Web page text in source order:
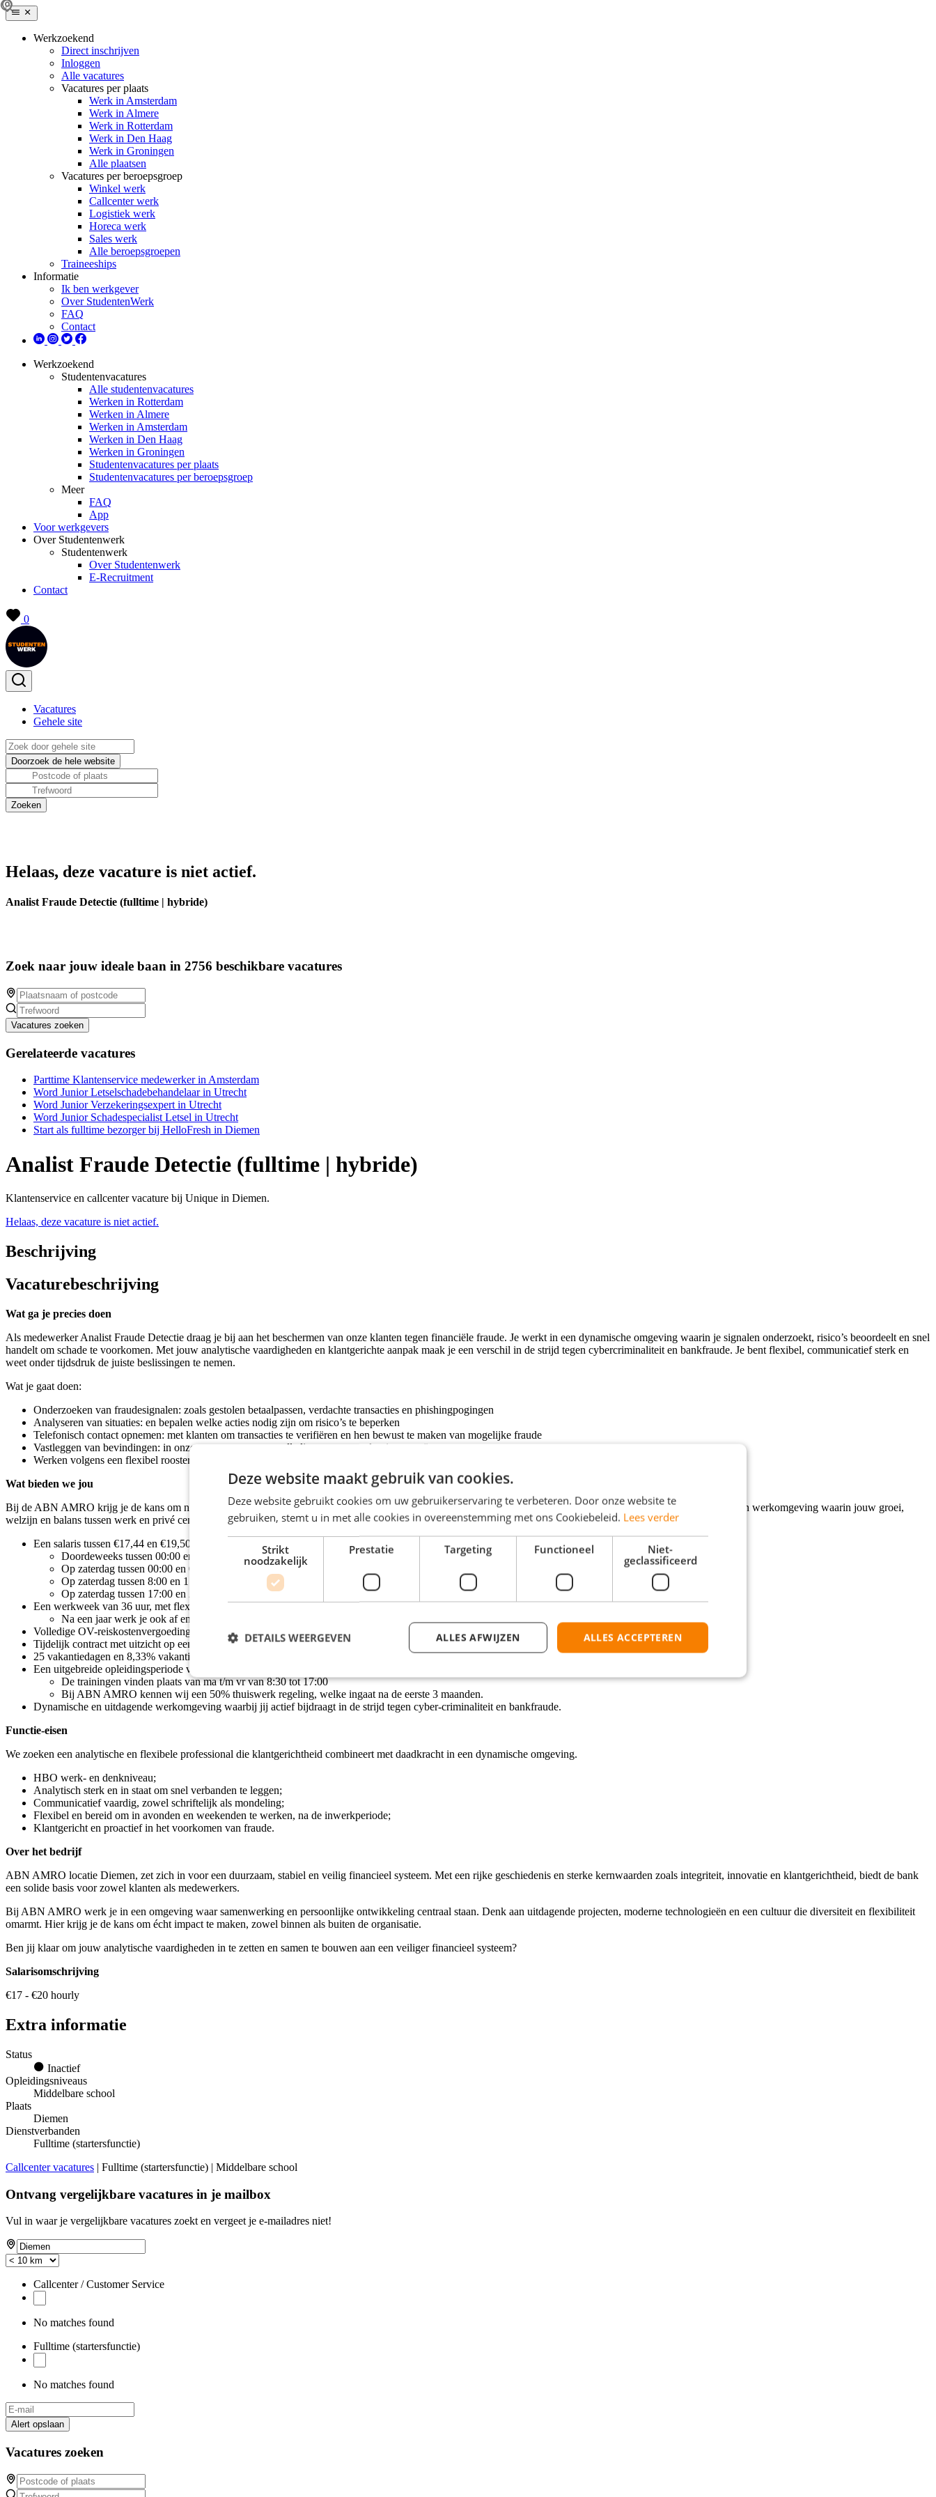
Werkzoekend
Direct inschrijven
Inloggen
Alle vacatures
Vacatures per plaats
Werk in Amsterdam
Werk in Almere
Werk in Rotterdam
Werk in Den Haag
Werk in Groningen
Alle plaatsen
Vacatures per beroepsgroep
Winkel werk
Callcenter werk
Logistiek werk
Horeca werk
Sales werk
Alle beroepsgroepen
Traineeships
Informatie
Ik ben werkgever
Over StudentenWerk
FAQ
Contact
Werkzoekend
Studentenvacatures
Alle studentenvacatures
Werken in Rotterdam
Werken in Almere
Werken in Amsterdam
Werken in Den Haag
Werken in Groningen
Studentenvacatures per plaats
Studentenvacatures per beroepsgroep
Meer
FAQ
App
Voor werkgevers
Over Studentenwerk
Studentenwerk
Over Studentenwerk
E-Recruitment
Contact
0
Vacatures
Gehele site
Helaas, deze vacature is niet actief.
Analist Fraude Detectie (fulltime | hybride)
Zoek naar jouw ideale baan in 2756 beschikbare vacatures
Vacatures zoeken
Gerelateerde vacatures
Parttime Klantenservice medewerker in Amsterdam
Word Junior Letselschadebehandelaar in Utrecht
Word Junior Verzekeringsexpert in Utrecht
Word Junior Schadespecialist Letsel in Utrecht
Start als fulltime bezorger bij HelloFresh in Diemen
Analist Fraude Detectie (fulltime | hybride)
Klantenservice en callcenter vacature bij Unique in Diemen.
Helaas, deze vacature is niet actief.
Beschrijving
Vacaturebeschrijving
Wat ga je precies doen
Als medewerker Analist Fraude Detectie draag je bij aan het beschermen van onze klanten tegen financiële fraude. Je werkt in een dynamische omgeving waarin je signalen onderzoekt, risico’s beoordeelt en snel
handelt om schade te voorkomen. Met jouw analytische vaardigheden en klantgerichte aanpak maak je een verschil in de strijd tegen cybercriminaliteit en bankfraude. Je bent flexibel, communicatief sterk en
weet onder tijdsdruk de juiste beslissingen te nemen.
Wat je gaat doen:
Onderzoeken van fraudesignalen: zoals gestolen betaalpassen, verdachte transacties en phishingpogingen
Analyseren van situaties: en bepalen welke acties nodig zijn om risico’s te beperken
Telefonisch contact opnemen: met klanten om transacties te verifiëren en hen bewust te maken van mogelijke fraude
Vastleggen van bevindingen: in onze systemen om een volledig en accuraat dossier te creëren
Werken volgens een flexibel rooster: met dag-, avond- en soms weekenddiensten na de inwerkperiode
Wat bieden we jou
Bij de ABN AMRO krijg je de kans om niet alleen jezelf te ontwikkelen, maar ook een belangrijke bijdrage te leveren aan een veilig financieel systeem. We bieden je een werkomgeving waarin jouw groei,
welzijn en balans tussen werk en privé centraal staan.
Een salaris tussen €17,44 en €19,50 per uur;
Doordeweeks tussen 00:00 en 07:00 en tussen 21:00 en 24:00 uur krijg je 167,5% betaald;
Op zaterdag tussen 00:00 en 08:00 uur krijg je 167,5% betaald;
Op zaterdag tussen 8:00 en 17:00 uur krijg je 145% betaald;
Op zaterdag tussen 17:00 en 24:00 uur en op zondag (of een feestdag) tussen 00:00 en 24:00 uur krijg je 190% betaald.
Een werkweek van 36 uur, met flexibele werktijden;
Na een jaar werk je ook af en toe tot maximaal 02:00 uur;
Volledige OV-reiskostenvergoeding of €0,23 per km tot 80 km per dag;
Tijdelijk contract met uitzicht op een vast dienstverband;
25 vakantiedagen en 8,33% vakantiegeld;
Een uitgebreide opleidingsperiode van 3 maanden op kantoor in Diemen, start op 1 september;
De trainingen vinden plaats van ma t/m vr van 8:30 tot 17:00
Bij ABN AMRO kennen wij een 50% thuiswerk regeling, welke ingaat na de eerste 3 maanden.
Dynamische en uitdagende werkomgeving waarbij jij actief bijdraagt in de strijd tegen cyber-criminaliteit en bankfraude.
Functie-eisen
We zoeken een analytische en flexibele professional die klantgerichtheid combineert met daadkracht in een dynamische omgeving.
HBO werk- en denkniveau;
Analytisch sterk en in staat om snel verbanden te leggen;
Communicatief vaardig, zowel schriftelijk als mondeling;
Flexibel en bereid om in avonden en weekenden te werken, na de inwerkperiode;
Klantgericht en proactief in het voorkomen van fraude.
Over het bedrijf
ABN AMRO locatie Diemen, zet zich in voor een duurzaam, stabiel en veilig financieel systeem. Met een rijke geschiedenis en sterke kernwaarden zoals integriteit, innovatie en klantgerichtheid, biedt de bank
een solide basis voor zowel klanten als medewerkers.
Bij ABN AMRO werk je in een omgeving waar samenwerking en persoonlijke ontwikkeling centraal staan. Denk aan uitdagende projecten, moderne technologieën en een cultuur die diversiteit en flexibiliteit
omarmt. Hier krijg je de kans om écht impact te maken, zowel binnen als buiten de organisatie.
Ben jij klaar om jouw analytische vaardigheden in te zetten en samen te bouwen aan een veiliger financieel systeem?
Salarisomschrijving
€17 - €20 hourly
Extra informatie
Status
Inactief
Opleidingsniveaus
Middelbare school
Plaats
Diemen
Dienstverbanden
Fulltime (startersfunctie)
Callcenter vacatures | Fulltime (startersfunctie) | Middelbare school
Ontvang vergelijkbare vacatures in je mailbox
Vul in waar je vergelijkbare vacatures zoekt en vergeet je e-mailadres niet!
Callcenter / Customer Service
No matches found
Fulltime (startersfunctie)
No matches found
Alert opslaan
Vacatures zoeken
Deze website maakt gebruik van cookies.
Deze website gebruikt cookies om uw gebruikerservaring te verbeteren. Door onze website te
gebruiken, stemt u in met alle cookies in overeenstemming met ons Cookiebeleid. Lees verder
Strikt
noodzakelijk
Prestatie Targeting Functioneel
Niet-
geclassificeerd
ALLES ACCEPTEREN
ALLES AFWIJZEN
DETAILS WEERGEVEN